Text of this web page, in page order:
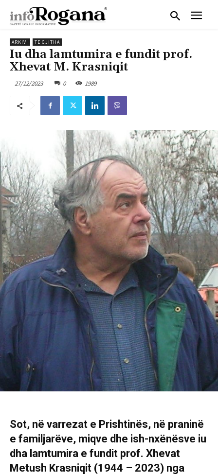
ARKIVI TË GJITHA
Iu dha lamtumira e fundit prof.
Xhevat M. Krasniqit
27/12/2023 0 1989
Sot, në varrezat e Prishtinës, në praninë
e familjarëve, miqve dhe ish-nxënësve iu
dha lamtumira e fundit prof. Xhevat
Metush Krasniqit (1944 – 2023) nga